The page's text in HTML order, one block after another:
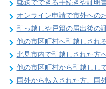
郵送でできる手続きや証明書等の
オンライン申請で市外へのお
引っ越しや戸籍の届出後の
他の市区町村へ引越しされ
北見市内で引越しされた方
他の市区町村から引越しし
国外から転入された方、国